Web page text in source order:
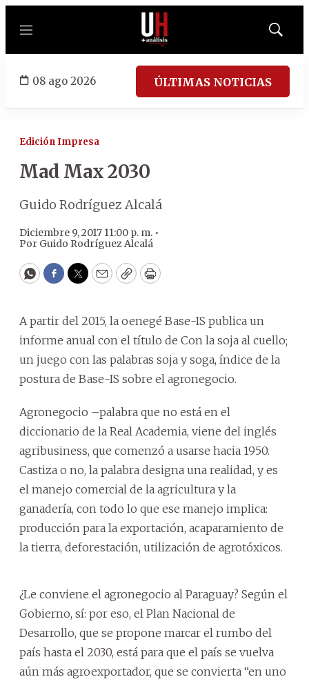
Menú
Mostrar
08 ago 2026 ÚLTIMAS NOTICIAS
Edición Impresa
Mad Max 2030
Guido Rodríguez Alcalá
Diciembre 9, 2017 11:00 p. m. •
Por Guido Rodríguez Alcalá
WhatsApp
Facebook
Twitter
EmailCopyPrint
A partir del 2015, la oenegé Base-IS publica un
informe anual con el título de Con la soja al cuello;
un juego con las palabras soja y soga, índice de la
postura de Base-IS sobre el agronegocio.
Agronegocio –palabra que no está en el
diccionario de la Real Academia, viene del inglés
agribusiness, que comenzó a usarse hacia 1950.
Castiza o no, la palabra designa una realidad, y es
el manejo comercial de la agricultura y la
ganadería, con todo lo que ese manejo implica:
producción para la exportación, acaparamiento de
la tierra, deforestación, utilización de agrotóxicos.
¿Le conviene el agronegocio al Paraguay? Según el
Gobierno, sí: por eso, el Plan Nacional de
Desarrollo, que se propone marcar el rumbo del
país hasta el 2030, está para que el país se vuelva
aún más agroexportador, que se convierta “en uno